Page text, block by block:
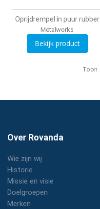
Oprijdrempel in puur rubber
Metalworks
Bekijk product
Toon
Over Rovanda
Wie zijn wij
Historie
Missie en visie
Doelgroepen
Merken